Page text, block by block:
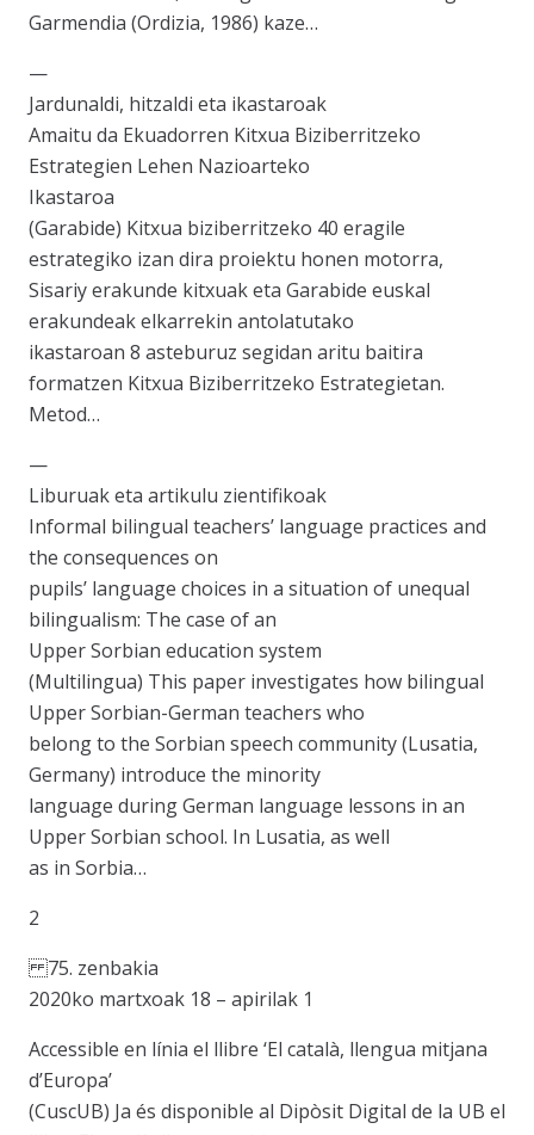
Garmendia (Ordizia, 1986) kaze…
—
Jardunaldi, hitzaldi eta ikastaroak
Amaitu da Ekuadorren Kitxua Biziberritzeko
Estrategien Lehen Nazioarteko
Ikastaroa
(Garabide) Kitxua biziberritzeko 40 eragile
estrategiko izan dira proiektu honen motorra,
Sisariy erakunde kitxuak eta Garabide euskal
erakundeak elkarrekin antolatutako
ikastaroan 8 asteburuz segidan aritu baitira
formatzen Kitxua Biziberritzeko Estrategietan.
Metod…
—
Liburuak eta artikulu zientifikoak
Informal bilingual teachers’ language practices and
the consequences on
pupils’ language choices in a situation of unequal
bilingualism: The case of an
Upper Sorbian education system
(Multilingua) This paper investigates how bilingual
Upper Sorbian-German teachers who
belong to the Sorbian speech community (Lusatia,
Germany) introduce the minority
language during German language lessons in an
Upper Sorbian school. In Lusatia, as well
as in Sorbia…
2
75. zenbakia
2020ko martxoak 18 – apirilak 1
Accessible en línia el llibre ‘El català, llengua mitjana
d’Europa’
(CuscUB) Ja és disponible al Dipòsit Digital de la UB el